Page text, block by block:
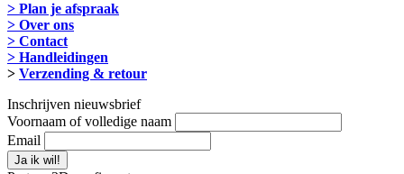
> Plan je afspraak
> Over ons
> Contact
> Handleidingen
> Verzending & retour
Inschrijven nieuwsbrief
Voornaam of volledige naam
Email